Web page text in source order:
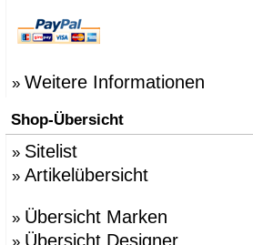
» Weitere Informationen
Shop-Übersicht
» Sitelist
» Artikelübersicht
» Übersicht Marken
Übersicht Designer